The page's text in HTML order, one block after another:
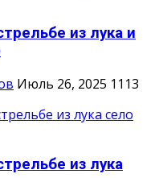
из лука и
Июль 26, 2025 1113
из лука